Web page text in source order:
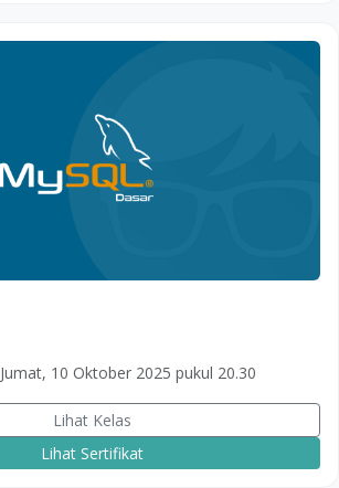
Jumat, 10 Oktober 2025 pukul 20.30
Lihat Kelas
Lihat Sertifikat